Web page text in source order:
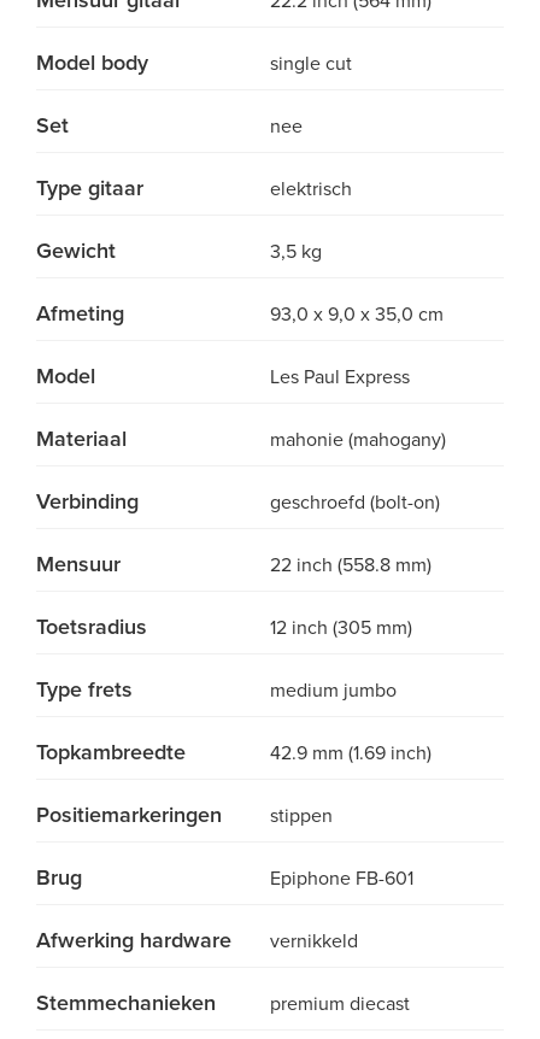
Model body single cut
Set nee
Type gitaar elektrisch
Gewicht 3,5 kg
Afmeting 93,0 x 9,0 x 35,0 cm
Model Les Paul Express
Materiaal mahonie (mahogany)
Verbinding geschroefd (bolt-on)
Mensuur 22 inch (558.8 mm)
Toetsradius 12 inch (305 mm)
Type frets medium jumbo
Topkambreedte 42.9 mm (1.69 inch)
Positiemarkeringen stippen
Brug Epiphone FB-601
Afwerking hardware vernikkeld
Stemmechanieken premium diecast